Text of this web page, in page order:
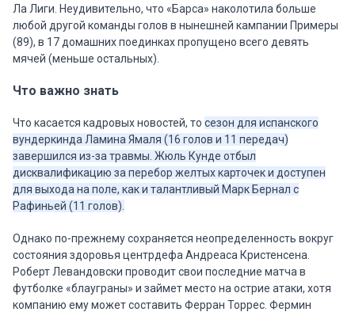
Ла Лиги. Неудивительно, что «Барса» наколотила больше
любой другой команды голов в нынешней кампании Примеры
(89), в 17 домашних поединках пропущено всего девять
мячей (меньше остальных).
Что важно знать
Что касается кадровых новостей, то сезон для испанского
вундеркинда Ламина Ямаля (16 голов и 11 передач)
завершился из-за травмы. Жюль Кунде отбыл
дисквалификацию за перебор желтых карточек и доступен
для выхода на поле, как и талантливый Марк Бернал с
Рафиньей (11 голов).
Однако по-прежнему сохраняется неопределенность вокруг
состояния здоровья центрдефа Андреаса Кристенсена.
Роберт Левандовски проводит свои последние матча в
футболке «блауграны» и займет место на острие атаки, хотя
компанию ему может составить Ферран Торрес. Фермин